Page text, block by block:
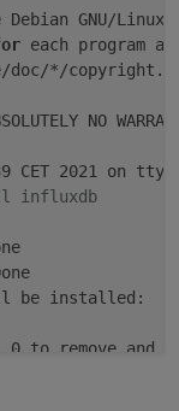
GNU/
each program
doc/*/copyright.
NO
2021 on tty1
influxdb
be installed:
to remove and 0
additional disk